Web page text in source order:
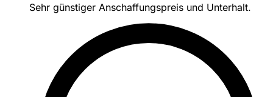
Sehr günstiger Anschaffungspreis und Unterhalt.